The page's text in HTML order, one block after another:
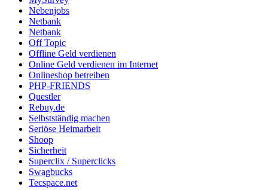
Nebenjobs
Netbank
Netbank
Off Topic
Offline Geld verdienen
Online Geld verdienen im Internet
Onlineshop betreiben
PHP-FRIENDS
Questler
Rebuy.de
Selbstständig machen
Seriöse Heimarbeit
Shoop
Sicherheit
Superclix / Superclicks
Swagbucks
Tecspace.net